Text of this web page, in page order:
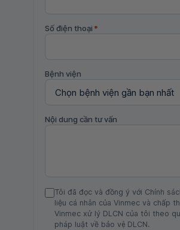
Số điện thoại *
Bệnh viện
Nội dung cần tư vấn
Tôi đã đọc và đồng ý với Chính
liệu cá nhân của Vinmec và chấp
Vinmec xử lý DLCN của tôi theo
pháp luật về bảo vệ DLCN.